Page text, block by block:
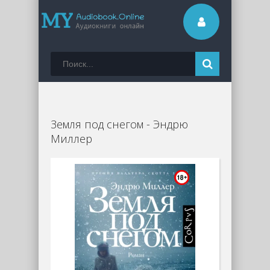
Земля под снегом - Эндрю
Миллер